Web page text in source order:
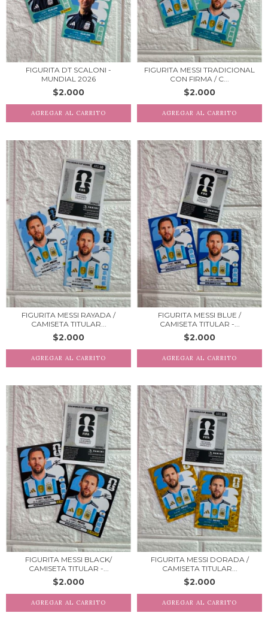
FIGURITA DT SCALONI -
MUNDIAL 2026
$2.000
FIGURITA MESSI TRADICIONAL
CON FIRMA / C...
$2.000
FIGURITA MESSI RAYADA /
CAMISETA TITULAR...
$2.000
FIGURITA MESSI BLUE /
CAMISETA TITULAR -...
$2.000
FIGURITA MESSI BLACK/
CAMISETA TITULAR -...
$2.000
FIGURITA MESSI DORADA /
CAMISETA TITULAR...
$2.000